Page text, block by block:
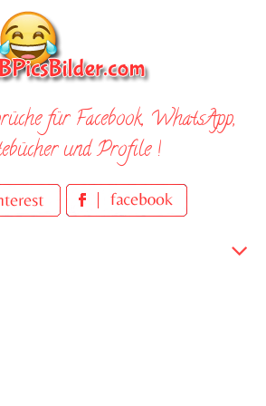
für Facebook, WhatsApp,
und Profile !